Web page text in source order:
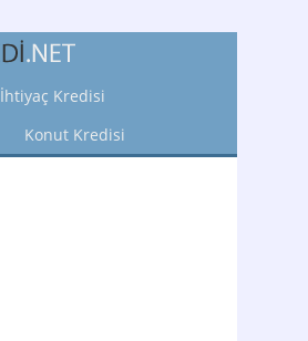
İhtiyaç Kredisi
Konut Kredisi